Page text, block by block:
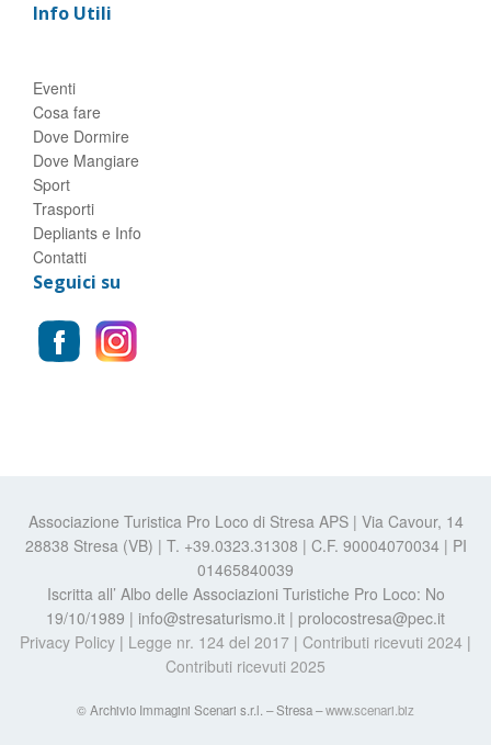
Info Utili
Eventi
Cosa fare
Dove Dormire
Dove Mangiare
Sport
Trasporti
Depliants e Info
Contatti
Seguici su
Associazione Turistica Pro Loco di Stresa APS | Via Cavour, 14
28838 Stresa (VB) | T. +39.0323.31308 | C.F. 90004070034 | PI
01465840039
Iscritta all’ Albo delle Associazioni Turistiche Pro Loco: No
19/10/1989 | info@stresaturismo.it | prolocostresa@pec.it
Privacy Policy | Legge nr. 124 del 2017 | Contributi ricevuti 2024 |
Contributi ricevuti 2025
© Archivio Immagini Scenari s.r.l. – Stresa –www.scenari.biz